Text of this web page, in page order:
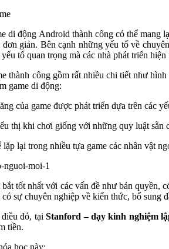
di động Android thành công có thể
giản. Bên cạnh những yếu tố về
tố quan trọng mà các nhà phát triển hiện
thành công gồm rất nhiều chi tiết như
game di động:
của game được phát triển dựa trên các
thị khi chơi giống với những quy luật
lặp lại trong nhiều tựa game các nhân vật
tốt nhất với các vấn đề như bản
sự chuyên nghiệp về kiến thức, bổ sung
điều đó, tạiStanford – dạy kinh nghiệm
tiền.